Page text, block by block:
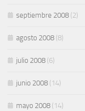
septiembre 2008 (2)
agosto 2008 (8)
julio 2008 (6)
junio 2008 (14)
mayo 2008 (14)